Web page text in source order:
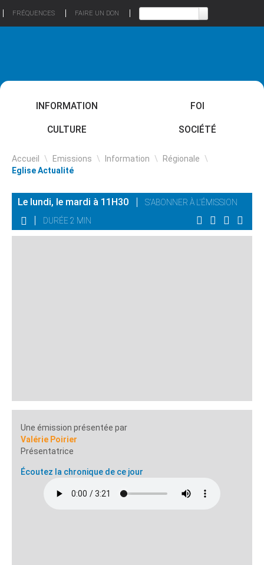
FRÉQUENCES FAIRE UN DON
INFORMATION FOI
CULTURE SOCIÉTÉ
Accueil \ Emissions \ Information \ Régionale \
Eglise Actualité
Le lundi, le mardi à 11H30
S'ABONNER À L'ÉMISSION
DURÉE 2 MIN
Une émission présentée par
Valérie Poirier
Présentatrice
Écoutez la chronique de ce jour